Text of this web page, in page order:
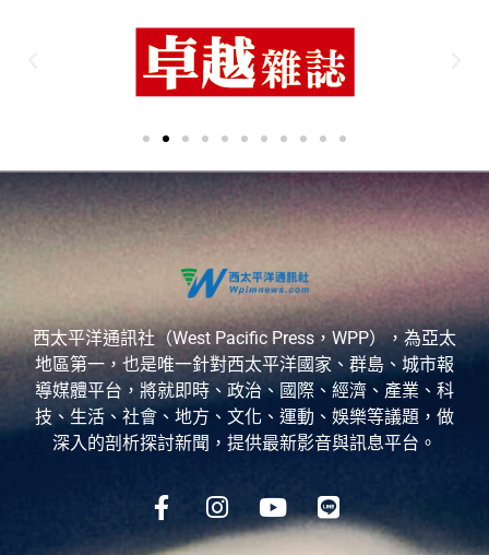
西太平洋通訊社（West Pacific Press，WPP），為亞太
地區第一，也是唯一針對西太平洋國家、群島、城市報
導媒體平台，將就即時、政治、國際、經濟、產業、科
技、生活、社會、地方、文化、運動、娛樂等議題，做
深入的剖析探討新聞，提供最新影音與訊息平台。